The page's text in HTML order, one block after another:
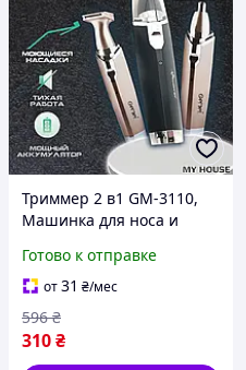
Триммер 2 в1 GM-3110,
Машинка для носа и
Клипсер для волос
Готово к отправке
от31 ₴/мес
310₴
596 ₴